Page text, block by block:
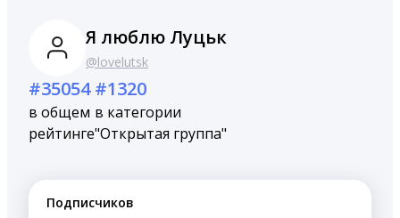
Я люблю Луцьк
@lovelutsk
#35054
в общем
рейтинге
#1320
в категории
"Открытая группа"
Подписчиков